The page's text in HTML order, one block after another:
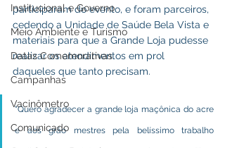
Institucional e Governo
Meio Ambiente e Turismo
Datas Comemorativas
Campanhas
Vacinômetro
Comunicado
participaram do evento, e foram parceiros,
cedendo a Unidade de Saúde Bela Vista e
materiais para que a Grande Loja pudesse
realizar os atendimentos em prol
daqueles que tanto precisam.
"Quero agradecer a grande loja maçônica do acre
e aos grão mestres pela belíssimo trabalho